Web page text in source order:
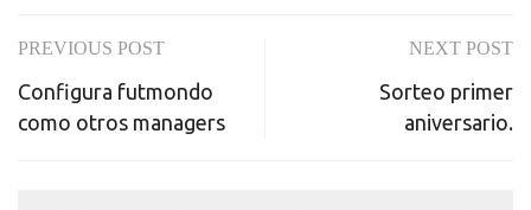
Post
navigation
PREVIOUS POST
Configura futmondo
como otros managers
NEXT POST
Sorteo primer
aniversario.